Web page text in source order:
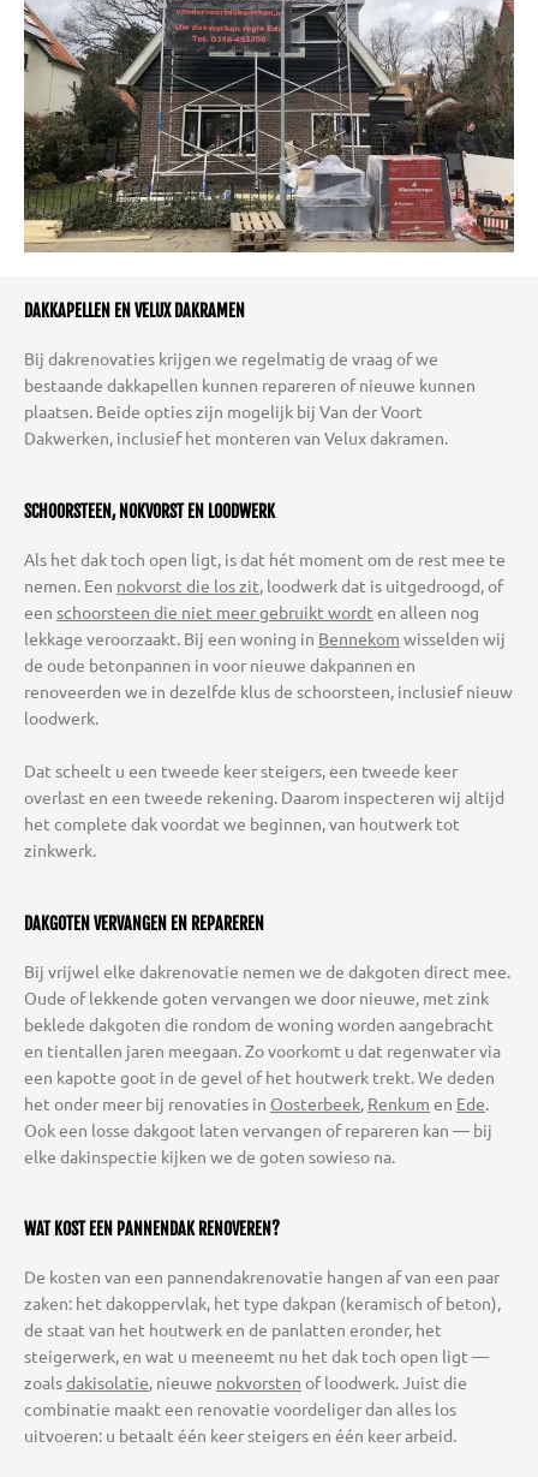
DAKKAPELLEN EN VELUX DAKRAMEN
Bij dakrenovaties krijgen we regelmatig de vraag of we
bestaande dakkapellen kunnen repareren of nieuwe kunnen
plaatsen. Beide opties zijn mogelijk bij Van der Voort
Dakwerken, inclusief het monteren van Velux dakramen.
SCHOORSTEEN, NOKVORST EN LOODWERK
Als het dak toch open ligt, is dat hét moment om de rest mee te
nemen. Een nokvorst die los zit, loodwerk dat is uitgedroogd, of
een schoorsteen die niet meer gebruikt wordt en alleen nog
lekkage veroorzaakt. Bij een woning in Bennekom wisselden wij
de oude betonpannen in voor nieuwe dakpannen en
renoveerden we in dezelfde klus de schoorsteen, inclusief nieuw
loodwerk.
Dat scheelt u een tweede keer steigers, een tweede keer
overlast en een tweede rekening. Daarom inspecteren wij altijd
het complete dak voordat we beginnen, van houtwerk tot
zinkwerk.
DAKGOTEN VERVANGEN EN REPAREREN
Bij vrijwel elke dakrenovatie nemen we de dakgoten direct mee.
Oude of lekkende goten vervangen we door nieuwe, met zink
beklede dakgoten die rondom de woning worden aangebracht
en tientallen jaren meegaan. Zo voorkomt u dat regenwater via
een kapotte goot in de gevel of het houtwerk trekt. We deden
het onder meer bij renovaties in Oosterbeek Renkum en Ede
Ook een losse dakgoot laten vervangen of repareren kan — bij
elke dakinspectie kijken we de goten sowieso na.
WAT KOST EEN PANNENDAK RENOVEREN?
De kosten van een pannendakrenovatie hangen af van een paar
zaken: het dakoppervlak, het type dakpan (keramisch of beton),
de staat van het houtwerk en de panlatten eronder, het
steigerwerk, en wat u meeneemt nu het dak toch open ligt —
zoalsdakisolatie, nieuwe nokvorsten of loodwerk. Juist die
combinatie maakt een renovatie voordeliger dan alles los
uitvoeren: u betaalt één keer steigers en één keer arbeid.